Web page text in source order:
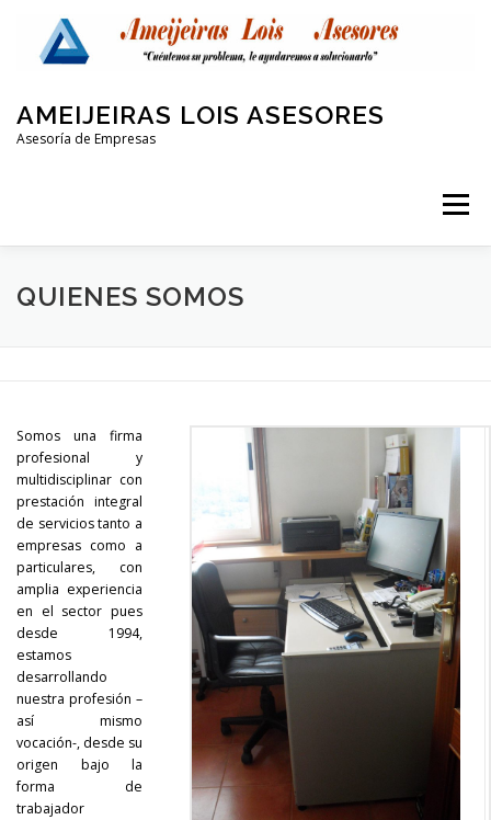
contenido
AMEIJEIRAS LOIS ASESORES
Asesoría de Empresas
Menú
QUIENES SOMOS LABORAL Y SEGURIDAD SOCIAL
OTRAS AREAS CONTACTO
QUIENES SOMOS
Somos una firma
profesional y
multidisciplinar con
prestación integral
de servicios tanto a
empresas como a
particulares, con
amplia experiencia
en el sector pues
desde 1994,
estamos
desarrollando
nuestra profesión –
así mismo
vocación-, desde su
origen bajo la
forma de
trabajador